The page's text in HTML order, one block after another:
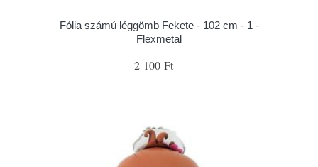
Fólia számú léggömb Fekete - 102 cm - 1 -
Flexmetal
2 100 Ft